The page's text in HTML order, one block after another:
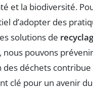
et la biodiversité.
d’adopter des
solutions de
pouvons prévenir
des déchets
clé pour un avenir